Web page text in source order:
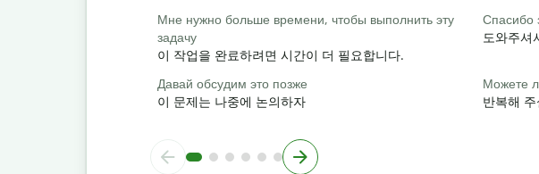
Мне нужно больше времени, чтобы выполнить эту
задачу
이 작업을 완료하려면 시간이 더 필요합니다.
Спасибо
도와주셔
Давай обсудим это позже
이 문제는 나중에 논의하자
Можете
반복해